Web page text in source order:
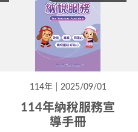
114年 2025/09/01
114年納稅服務宣
導手冊